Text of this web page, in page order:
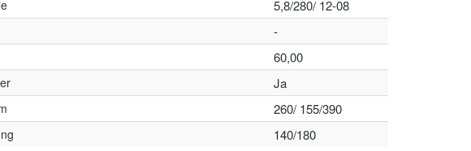
5,8/280/ 12-08
-
60,00
Ja
260/ 155/390
140/180